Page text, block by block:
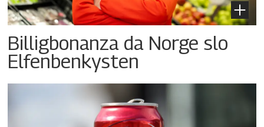
Billigbonanza da Norge slo
Elfenbenkysten